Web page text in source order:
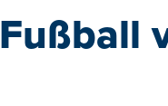
Fußball